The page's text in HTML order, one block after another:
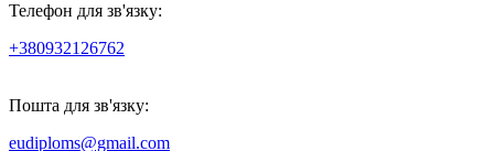
Телефон для зв'язку:
+380932126762
Пошта для зв'язку:
eudiploms@gmail.com